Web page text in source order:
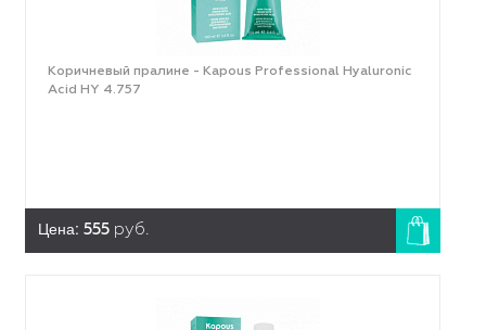
Коричневый пралине - Kapous Professional Hyaluronic
Acid HY 4.757
Цена: 555 руб.